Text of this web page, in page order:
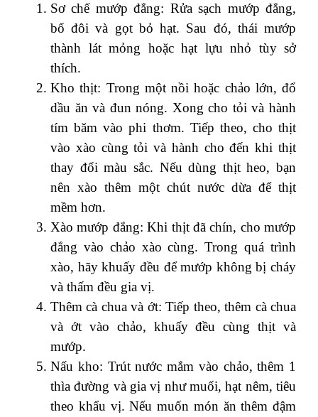
Sơ chế mướp đắng: Rửa sạch mướp đắng,
bổ đôi và gọt bỏ hạt. Sau đó, thái mướp
thành lát mỏng hoặc hạt lựu nhỏ tùy sở
thích.
Kho thịt: Trong một nồi hoặc chảo lớn, đổ
dầu ăn và đun nóng. Xong cho tỏi và hành
tím băm vào phi thơm. Tiếp theo, cho thịt
vào xào cùng tỏi và hành cho đến khi thịt
thay đổi màu sắc. Nếu dùng thịt heo, bạn
nên xào thêm một chút nước dừa để thịt
mềm hơn.
Xào mướp đắng: Khi thịt đã chín, cho mướp
đắng vào chảo xào cùng. Trong quá trình
xào, hãy khuấy đều để mướp không bị cháy
và thấm đều gia vị.
Thêm cà chua và ớt: Tiếp theo, thêm cà chua
và ớt vào chảo, khuấy đều cùng thịt và
mướp.
Nấu kho: Trút nước mắm vào chảo, thêm 1
thìa đường và gia vị như muối, hạt nêm, tiêu
theo khẩu vị. Nếu muốn món ăn thêm đậm